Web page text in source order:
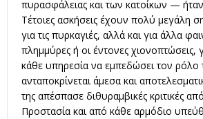
πυρασφάλειας και των κατοίκων —
Τέτοιες ασκήσεις έχουν πολύ μεγάλη
για τις πυρκαγιές, αλλά και για άλλα
πλημμύρες ή οι έντονες χιονοπτώσεις,
κάθε υπηρεσία να εμπεδώσει τον ρόλο
ανταποκρίνεται άμεσα και
της απέσπασε διθυραμβικές κριτικές
Προστασία και από κάθε αρμόδιο